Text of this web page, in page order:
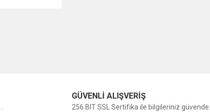
GÜVENLİ ALIŞVERİŞ
256 BIT SSL Sertifika ile bilgileriniz güvende...